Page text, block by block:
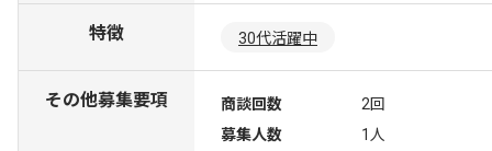
特徴 30代活躍中
その他募集要項 商談回数
2回
募集人数
1人